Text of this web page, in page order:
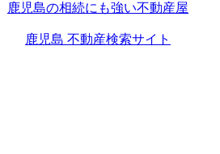
鹿児島の相続にも強い不動産屋
鹿児島 不動産検索サイト